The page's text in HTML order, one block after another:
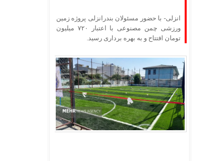
انزلی- با حضور مسئولان بندرانزلی پروژه زمین
ورزشی چمن مصنوعی با اعتبار ۷۲۰ میلیون
تومان افتتاح و به بهره برداری رسید.